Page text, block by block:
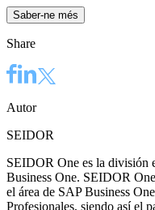
Saber-ne més
Share
Autor
SEIDOR
SEIDOR One es la división
Business One. SEIDOR
el área de SAP Business
Profesionales, siendo así el